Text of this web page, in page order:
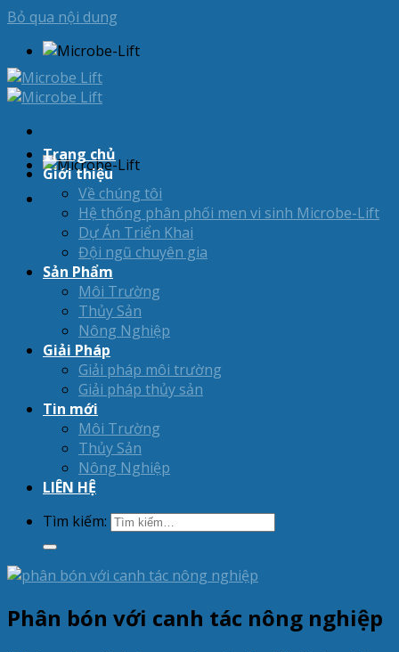
Bỏ qua nội dung
Trang chủ
Giới thiệu
Về chúng tôi
Hệ thống phân phối men vi sinh Microbe-Lift
Dự Án Triển Khai
Đội ngũ chuyên gia
Sản Phẩm
Môi Trường
Thủy Sản
Nông Nghiệp
Giải Pháp
Giải pháp môi trường
Giải pháp thủy sản
Tin mới
Môi Trường
Thủy Sản
Nông Nghiệp
LIÊN HỆ
Tìm kiếm:
Phân bón với canh tác nông nghiệp